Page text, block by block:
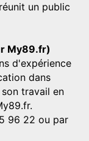
un public
My89.fr)
d'expérience
dans
travail en
96 22 ou par